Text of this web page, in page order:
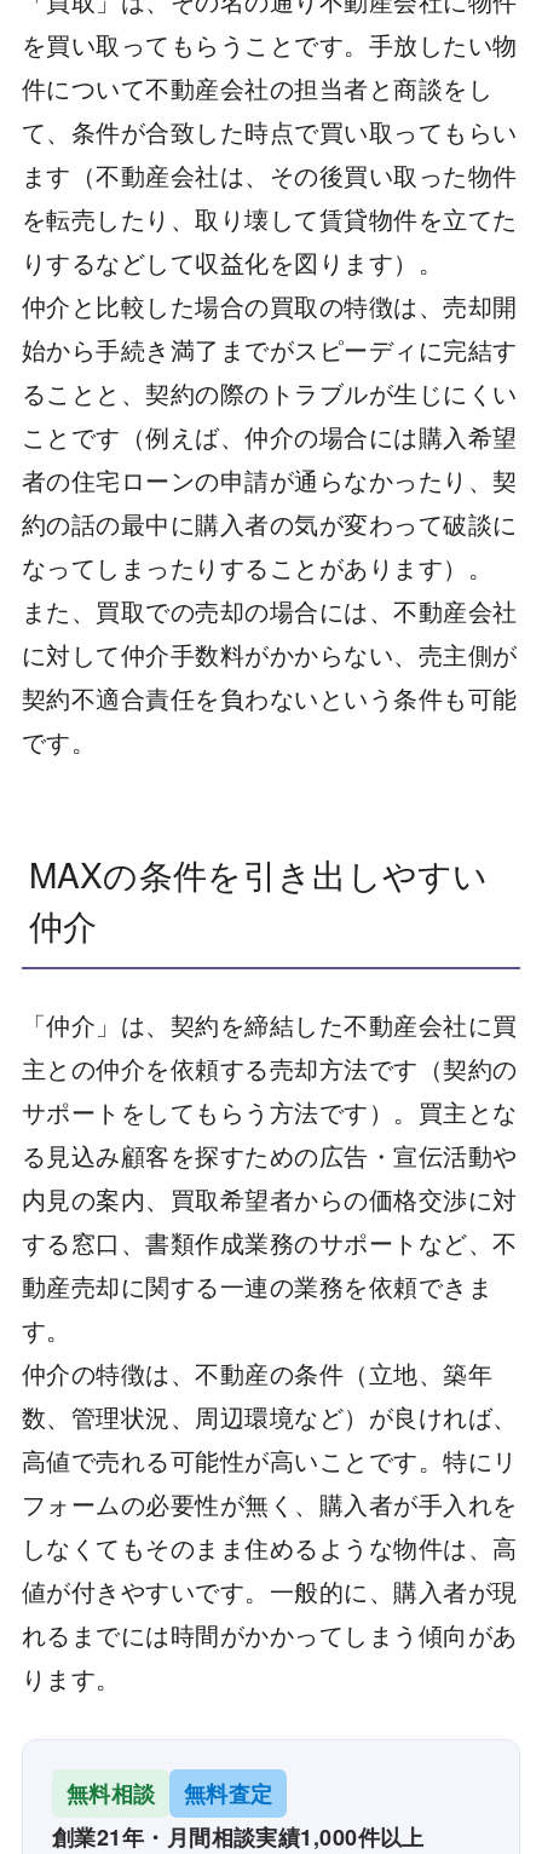
を買い取ってもらうことです。手放したい物
件について不動産会社の担当者と商談をし
て、条件が合致した時点で買い取ってもらい
ます（不動産会社は、その後買い取った物件
を転売したり、取り壊して賃貸物件を立てた
りするなどして収益化を図ります）。
仲介と比較した場合の買取の特徴は、売却開
始から手続き満了までがスピーディに完結す
ることと、契約の際のトラブルが生じにくい
ことです（例えば、仲介の場合には購入希望
者の住宅ローンの申請が通らなかったり、契
約の話の最中に購入者の気が変わって破談に
なってしまったりすることがあります）。
また、買取での売却の場合には、不動産会社
に対して仲介手数料がかからない、売主側が
契約不適合責任を負わないという条件も可能
です。
MAXの条件を引き出しやすい
仲介
「仲介」は、契約を締結した不動産会社に買
主との仲介を依頼する売却方法です（契約の
サポートをしてもらう方法です）。買主とな
る見込み顧客を探すための広告・宣伝活動や
内見の案内、買取希望者からの価格交渉に対
する窓口、書類作成業務のサポートなど、不
動産売却に関する一連の業務を依頼できま
す。
仲介の特徴は、不動産の条件（立地、築年
数、管理状況、周辺環境など）が良ければ、
高値で売れる可能性が高いことです。特にリ
フォームの必要性が無く、購入者が手入れを
しなくてもそのまま住めるような物件は、高
値が付きやすいです。一般的に、購入者が現
れるまでには時間がかかってしまう傾向があ
ります。
無料相談
無料査定
創業21年・月間相談実績1,000件以上